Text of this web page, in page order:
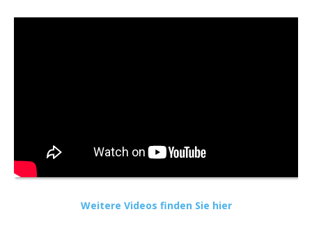
Weitere Videos finden Sie hier